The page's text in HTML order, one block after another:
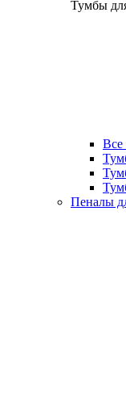
Тумбы
Все
Пеналы